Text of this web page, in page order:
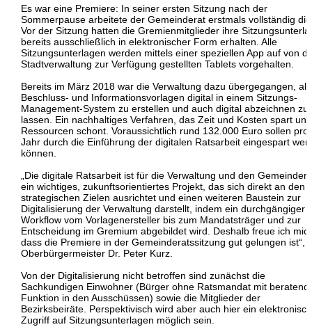
Es war eine Premiere: In seiner ersten Sitzung nach der
Sommerpause arbeitete der Gemeinderat erstmals vollständig
Vor der Sitzung hatten die Gremienmitglieder ihre
bereits ausschließlich in elektronischer Form erhalten. Alle
Sitzungsunterlagen werden mittels einer speziellen App auf von
Stadtverwaltung zur Verfügung gestellten Tablets vorgehalten.
Bereits im März 2018 war die Verwaltung dazu übergegangen,
Beschluss- und Informationsvorlagen digital in einem Sitzungs-
Management-System zu erstellen und auch digital abzeichnen zu
lassen. Ein nachhaltiges Verfahren, das Zeit und Kosten spart und
Ressourcen schont. Voraussichtlich rund 132.000 Euro sollen pro
Jahr durch die Einführung der digitalen Ratsarbeit eingespart
können.
„Die digitale Ratsarbeit ist für die Verwaltung und den
ein wichtiges, zukunftsorientiertes Projekt, das sich direkt an den
strategischen Zielen ausrichtet und einen weiteren Baustein zur
Digitalisierung der Verwaltung darstellt, indem ein durchgängiger
Workflow vom Vorlagenersteller bis zum Mandatsträger und zur
Entscheidung im Gremium abgebildet wird. Deshalb freue ich
dass die Premiere in der Gemeinderatssitzung gut gelungen ist“,
Oberbürgermeister Dr. Peter Kurz.
Von der Digitalisierung nicht betroffen sind zunächst die
Sachkundigen Einwohner (Bürger ohne Ratsmandat mit
Funktion in den Ausschüssen) sowie die Mitglieder der
Bezirksbeiräte. Perspektivisch wird aber auch hier ein
Zugriff auf Sitzungsunterlagen möglich sein.